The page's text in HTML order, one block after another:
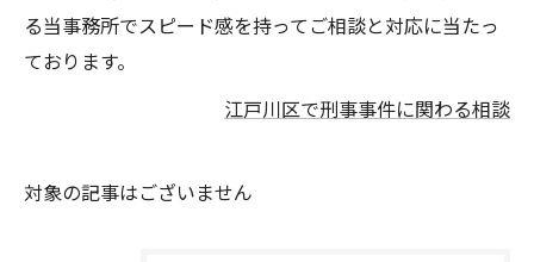
る当事務所でスピード感を持ってご相談と対応に当たっ
ております。
江戸川区で刑事事件に関わる相談
対象の記事はございません